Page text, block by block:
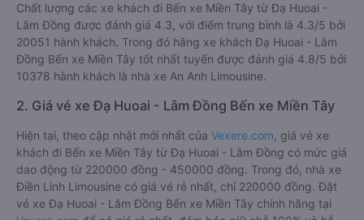
Chất lượng các xe khách đi Bến xe Miền Tây từ Đạ Huoai -
Lâm Đồng được đánh giá 4.3, với điểm trung bình là 4.3/5 bởi
20051 hành khách. Trong đó hãng xe khách Đạ Huoai - Lâm
Đồng Bến xe Miền Tây tốt nhất tuyến được đánh giá 4.8/5 bởi
10378 hành khách là nhà xe An Anh Limousine.
2. Giá vé xe Đạ Huoai - Lâm Đồng Bến xe Miền Tây
Hiện tại, theo cập nhật mới nhất của Vexere.com , giá vé xe
khách đi Bến xe Miền Tây từ Đạ Huoai - Lâm Đồng có mức giá
dao động từ 220000 đồng - 450000 đồng. Trong đó, nhà xe
Điền Linh Limousine có giá vé rẻ nhất, chỉ 220000 đồng. Đặt
vé xe Đạ Huoai - Lâm Đồng Bến xe Miền Tây chính hãng tại